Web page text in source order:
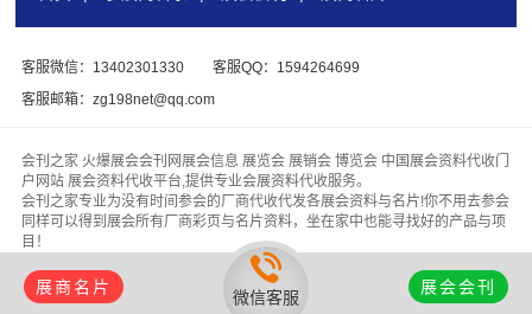
客服微信：13402301330
客服QQ：1594264699
客服邮箱：zg198net@qq.com
会刊之家 火爆展会会刊网展会信息 展览会 展销会 博览会 中国展会资料代收门
户网站 展会资料代收平台,提供专业会展资料代收服务。
会刊之家专业为没有时间参会的厂商代收代发各展会资料与名片!你不用去参会
同样可以得到展会所有厂商彩页与名片资料，坐在家中也能寻找好的产品与项
目！
【会刊之家www.zhanhuihuikan.com】
羊，为客户找厂家、为厂家找客户！
展商名片
微信客服
展会会刊